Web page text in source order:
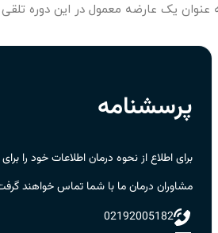
عنوان یک عارضه معمول در این دوره